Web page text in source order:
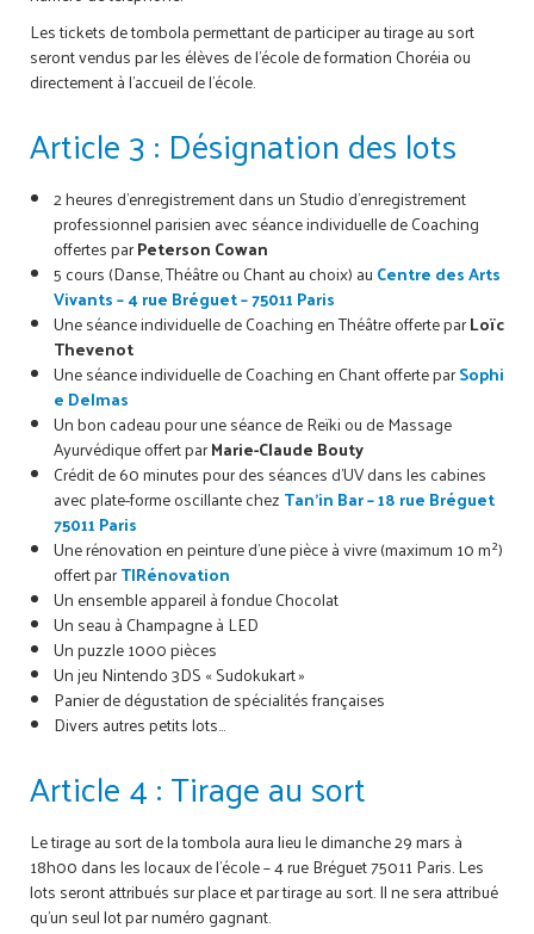
Les tickets de tombola permettant de participer au tirage au sort
seront vendus par les élèves de l’école de formation Choréia ou
directement à l’accueil de l’école.
Article 3 : Désignation des lots
2 heures d’enregistrement dans un Studio d’enregistrement
professionnel parisien avec séance individuelle de Coaching
offertes parPeterson Cowan
5 cours (Danse, Théâtre ou Chant au choix) au Centre des Arts
Vivants – 4 rue Bréguet – 75011 Paris
Une séance individuelle de Coaching en Théâtre offerte parLoïc
Thevenot
Une séance individuelle de Coaching en Chant offerte parSophi
e Delmas
Un bon cadeau pour une séance de Reïki ou de Massage
Ayurvédique offert parMarie-Claude Bouty
Crédit de 60 minutes pour des séances d’UV dans les cabines
avec plate-forme oscillante chez Tan’in Bar – 18 rue Bréguet
75011 Paris
Une rénovation en peinture d’une pièce à vivre (maximum 10 m²)
offert parTIRénovation
Un ensemble appareil à fondue Chocolat
Un seau à Champagne à LED
Un puzzle 1000 pièces
Un jeu Nintendo 3DS « Sudokukart »
Panier de dégustation de spécialités françaises
Divers autres petits lots...
Article 4 : Tirage au sort
Le tirage au sort de la tombola aura lieu le dimanche 29 mars à
18h00 dans les locaux de l’école – 4 rue Bréguet 75011 Paris. Les
lots seront attribués sur place et par tirage au sort. Il ne sera attribué
qu'un seul lot par numéro gagnant.